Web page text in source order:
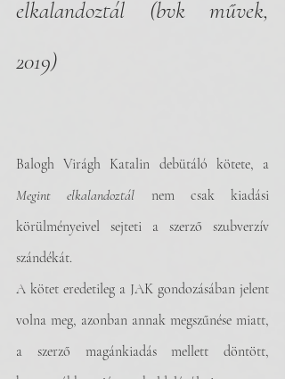
elkalandoztál (bvk művek,
2019)
Megint elkalandoztál nem csak kiadási
körülményeivel sejteti a szerző szubverzív
szándékát.
A kötet eredetileg a JAK gondozásában jelent
volna meg, azonban annak megszűnése miatt,
a szerző magánkiadás mellett döntött,